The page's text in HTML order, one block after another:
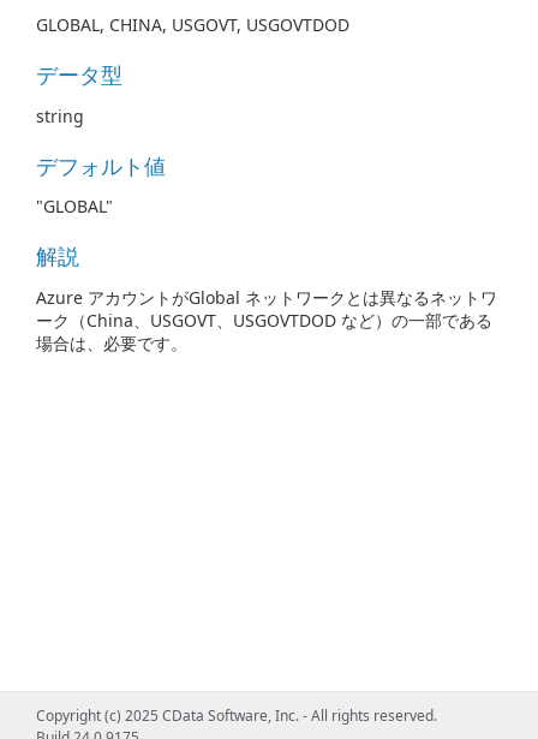
GLOBAL, CHINA, USGOVT, USGOVTDOD
データ型
string
デフォルト値
"GLOBAL"
解説
Azure アカウントがGlobal ネットワークとは異なるネットワ
ーク（China、USGOVT、USGOVTDOD など）の一部である
場合は、必要です。
Copyright (c) 2025 CData Software, Inc. - All rights reserved.